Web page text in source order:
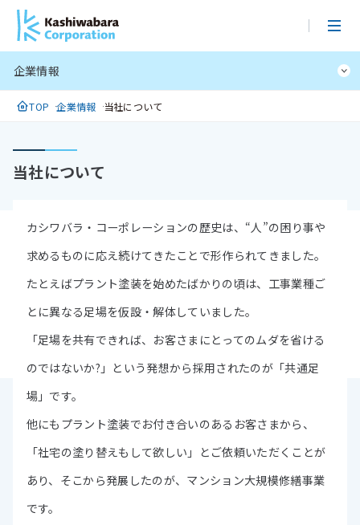
メ
イ
コ
ン
に
企業情報
TOP 企業情報 当社について
当社について
カシワバラ・コーポレーションの歴史は、“人”の困り事や
求めるものに応え続けてきたことで形作られてきました。
たとえばプラント塗装を始めたばかりの頃は、工事業種ご
とに異なる足場を仮設・解体していました。
「足場を共有できれば、お客さまにとってのムダを省ける
のではないか?」という発想から採用されたのが「共通足
場」です。
他にもプラント塗装でお付き合いのあるお客さまから、
「社宅の塗り替えもして欲しい」とご依頼いただくことが
あり、そこから発展したのが、マンション大規模修繕事業
です。